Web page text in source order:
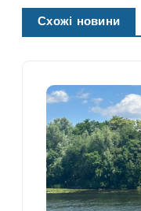
Схожі новини